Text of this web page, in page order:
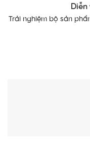
Diễn
Trải nghiệm bộ sản